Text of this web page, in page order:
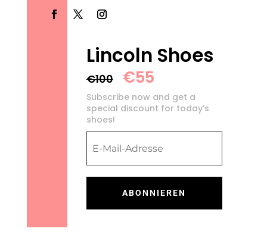
Lincoln Shoes
€100 €55
Subscribe now and get a
special discount for today’s
shoes!
ABONNIEREN